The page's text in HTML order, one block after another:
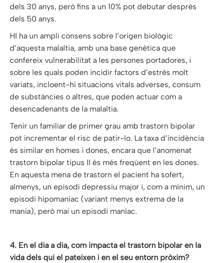
dels 30 anys, però fins a un 10% pot debutar després
dels 50 anys.
HI ha un ampli consens sobre l’origen biològic
d’aquesta malaltia, amb una base genètica que
confereix vulnerabilitat a les persones portadores, i
sobre les quals poden incidir factors d’estrès molt
variats, incloent-hi situacions vitals adverses, consum
de substàncies o altres, que poden actuar com a
desencadenants de la malaltia.
Tenir un familiar de primer grau amb trastorn bipolar
pot incrementar el risc de patir-lo. La taxa d’incidència
és similar en homes i dones, encara que l’anomenat
trastorn bipolar tipus II és més freqüent en les dones.
En aquesta mena de trastorn el pacient ha sofert,
almenys, un episodi depressiu major i, com a mínim, un
episodi hipomaníac (variant menys extrema de la
mania), però mai un episodi maníac.
4. En el dia a dia, com impacta el trastorn bipolar en la
vida dels qui el pateixen i en el seu entorn pròxim?